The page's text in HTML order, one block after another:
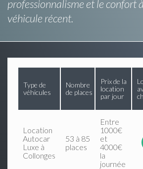
professionnalisme et le confort
véhicule récent.
Type de
véhicules
Nombre
de places
Prix de la
location
par jour
Location
Autocar
Luxe à
Collonges
53 à 85
places
Entre
1000€
et
4000€
la
journée